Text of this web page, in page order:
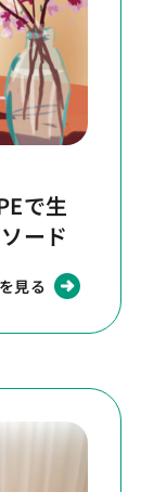
で生
ード
見る